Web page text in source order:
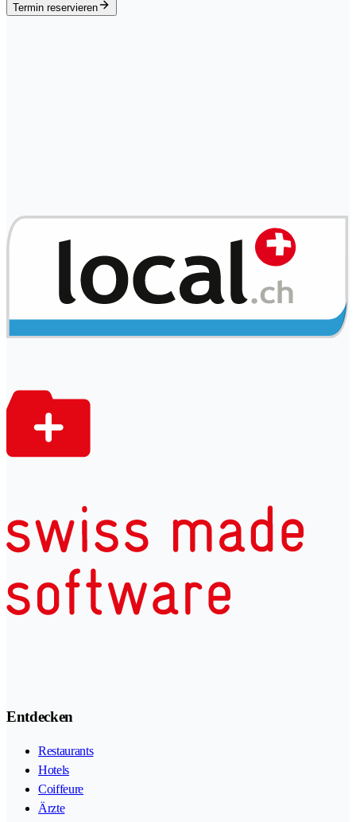
Termin reservieren
Entdecken
Restaurants
Hotels
Coiffeure
Ärzte